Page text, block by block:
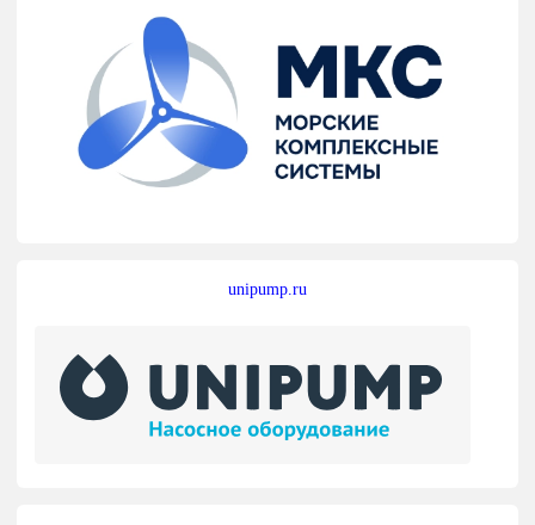
unipump.ru